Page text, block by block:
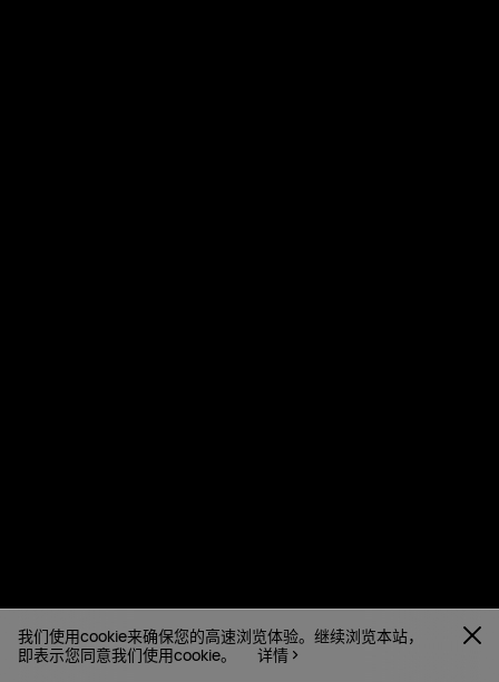
我们使用cookie来确保您的高速浏览体验。继续浏览本站，
即表示您同意我们使用cookie。
详情